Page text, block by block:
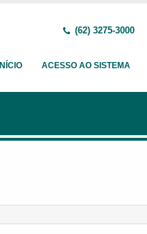
(62) 3275-3000
INÍCIO ACESSO AO SISTEMA